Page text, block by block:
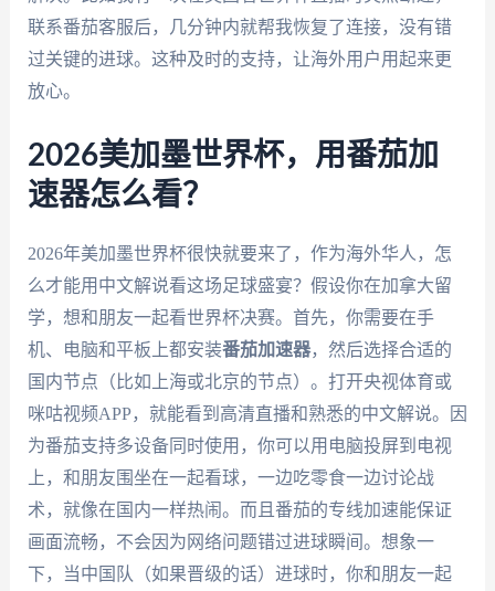
联系番茄客服后，几分钟内就帮我恢复了连接，没有错
过关键的进球。这种及时的支持，让海外用户用起来更
放心。
2026美加墨世界杯，用番茄加
速器怎么看？
2026年美加墨世界杯很快就要来了，作为海外华人，怎
么才能用中文解说看这场足球盛宴？假设你在加拿大留
学，想和朋友一起看世界杯决赛。首先，你需要在手
机、电脑和平板上都安装番茄加速器，然后选择合适的
国内节点（比如上海或北京的节点）。打开央视体育或
咪咕视频APP，就能看到高清直播和熟悉的中文解说。因
为番茄支持多设备同时使用，你可以用电脑投屏到电视
上，和朋友围坐在一起看球，一边吃零食一边讨论战
术，就像在国内一样热闹。而且番茄的专线加速能保证
画面流畅，不会因为网络问题错过进球瞬间。想象一
下，当中国队（如果晋级的话）进球时，你和朋友一起